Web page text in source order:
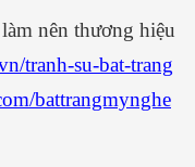
nên thương hiệu
tranh-su-bat-trang
battrangmynghe